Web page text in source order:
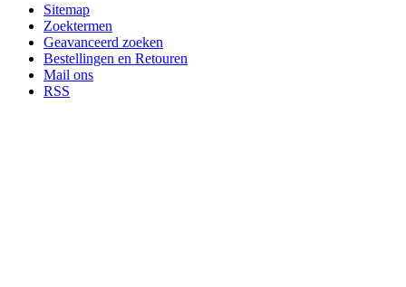
Sitemap
Zoektermen
Geavanceerd zoeken
Bestellingen en Retouren
Mail ons
RSS